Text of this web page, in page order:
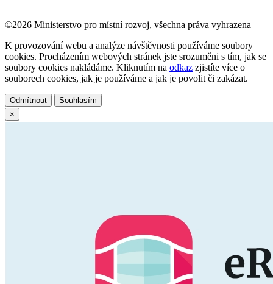
©2026 Ministerstvo pro místní rozvoj, všechna práva vyhrazena
K provozování webu a analýze návštěvnosti používáme soubory
cookies. Procházením webových stránek jste srozuměni s tím, jak se
soubory cookies nakládáme. Kliknutím na odkaz zjistíte více o
souborech cookies, jak je používáme a jak je povolit či zakázat.
Odmítnout
Souhlasím
×